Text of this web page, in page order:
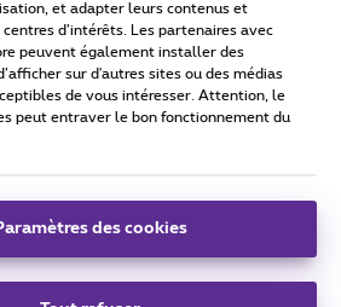
2026 Proximus
consommateur
II 27 - B-1030 Bruxelles.
et adapter leurs contenus et
d’intérêts. Les partenaires avec
peuvent également installer des
sur d'autres sites ou des médias
de vous intéresser. Attention, le
peut entraver le bon fonctionnement du
des cookies